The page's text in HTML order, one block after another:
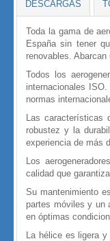
DESCARGAS
Toda la gama de
España sin tener
renovables.
Todos los
internacionales
normas
Las características
robustez y la
experiencia de más
Los
calidad que
Su mantenimiento
partes móviles y un
en óptimas
La hélice es ligera